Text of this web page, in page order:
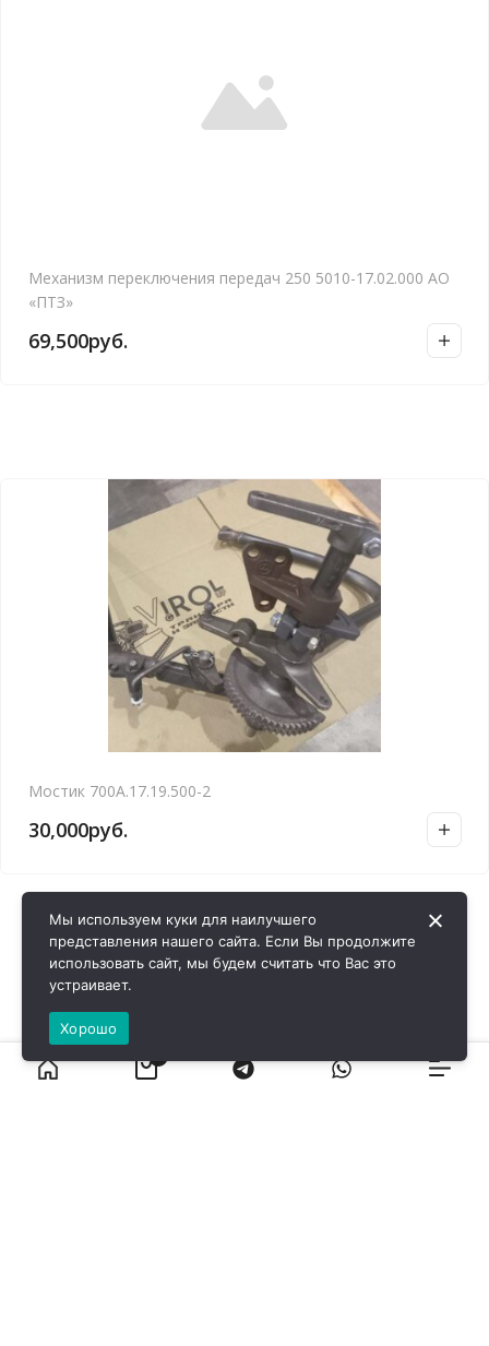
Механизм переключения передач 250 5010-17.02.000 АО
«ПТЗ»
69,500руб.
Мостик 700А.17.19.500-2
30,000руб.
Мы используем куки для наилучшего
представления нашего сайта. Если Вы продолжите
использовать сайт, мы будем считать что Вас это
устраивает.
Хорошо